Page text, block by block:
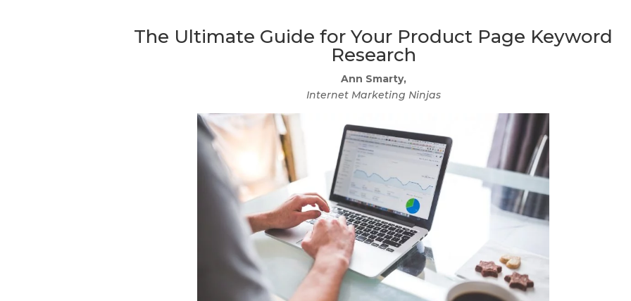
The Ultimate Guide for Your Product Page Keyword
Research
Ann Smarty,
Internet Marketing Ninjas